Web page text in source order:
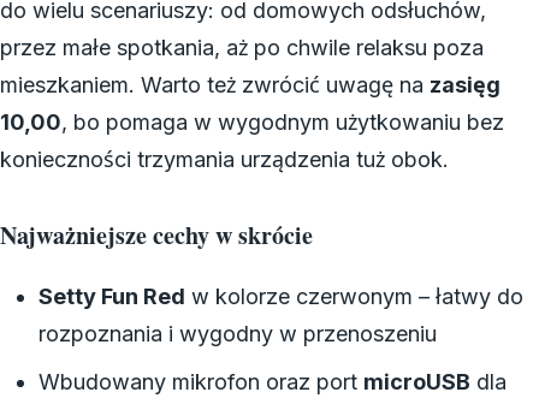
do wielu scenariuszy: od domowych odsłuchów,
przez małe spotkania, aż po chwile relaksu poza
mieszkaniem. Warto też zwrócić uwagę na zasięg
10,00, bo pomaga w wygodnym użytkowaniu bez
konieczności trzymania urządzenia tuż obok.
Najważniejsze cechy w skrócie
Setty Fun Red w kolorze czerwonym – łatwy do
rozpoznania i wygodny w przenoszeniu
Wbudowany mikrofon oraz port microUSB dla